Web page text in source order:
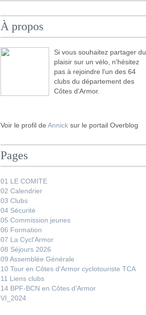
À propos
Si vous souhaitez partager du
plaisir sur un vélo, n'hésitez
pas à rejoindre l'un des 64
clubs du département des
Côtes d'Armor.
Voir le profil de Annick sur le portail Overblog
Pages
01 LE COMITE
02 Calendrier
03 Clubs
04 Sécurité
05 Commission jeunes
06 Formation
07 La Cycl'Armor
08 Séjours 2026
09 Assemblée Générale
10 Tour en Côtes d'Armor cyclotouriste TCA
11 Liens clubs
14 BPF-BCN en Côtes d'Armor
VI_2024